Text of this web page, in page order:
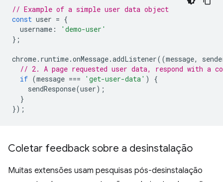
// Example of a simple user data object
const user = {
username :
'demo-user'
};
chrome. runtime.onMessage.addListener((message,
// 2. A page requested user data, respond with a
if (message === 'get-user-data' )
{
sendResponse(user);
}
});
Coletar feedback sobre a desinstalação
Muitas extensões usam pesquisas pós-desinstalação